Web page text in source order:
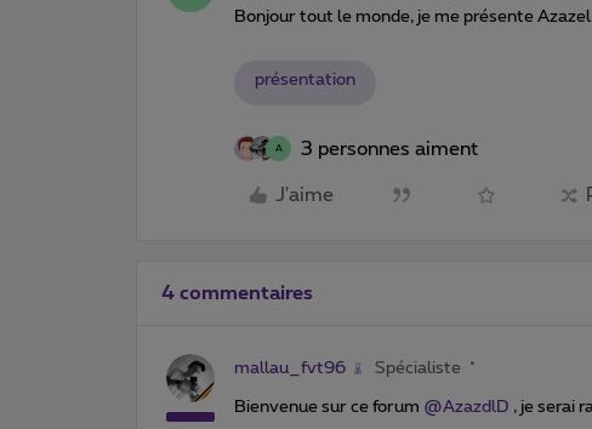
Bonjour tout le monde, je me présente
présentation
A 3 personnes aiment
J'aime
4 commentaires
mallau_fvt96 Spécialiste
Bienvenue sur ce forum @AzazdlD , je serai